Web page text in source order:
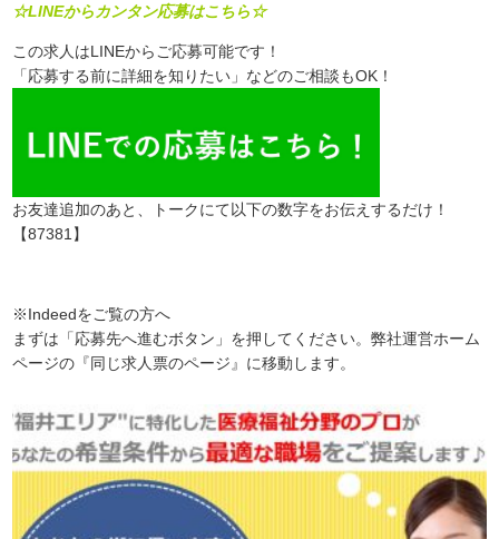
☆LINEからカンタン応募はこちら☆
この求人はLINEからご応募可能です！
「応募する前に詳細を知りたい」などのご相談もOK！
お友達追加のあと、トークにて以下の数字をお伝えするだけ！
【87381】
※Indeedをご覧の方へ
まずは「応募先へ進むボタン」を押してください。弊社運営ホーム
ページの『同じ求人票のページ』に移動します。